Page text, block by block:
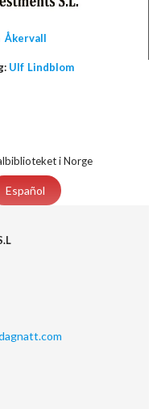
Åkervall
Ulf Lindblom
i Norge
Español